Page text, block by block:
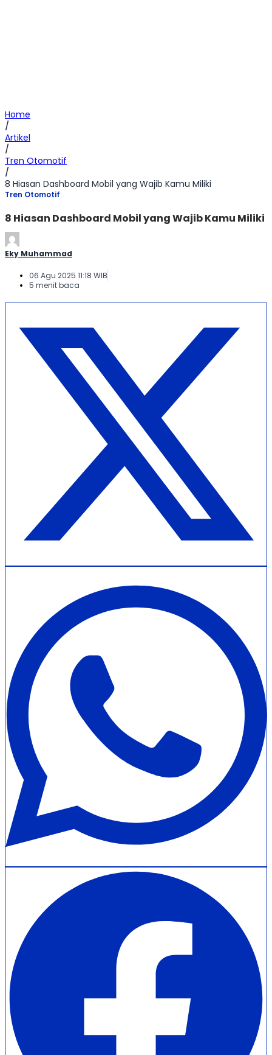
Home
/
Artikel
/
Tren Otomotif
/
8 Hiasan Dashboard Mobil yang Wajib Kamu Miliki
Tren Otomotif
8 Hiasan Dashboard Mobil yang Wajib Kamu Miliki
Eky Muhammad
06 Agu 2025 11:18 WIB
5 menit baca